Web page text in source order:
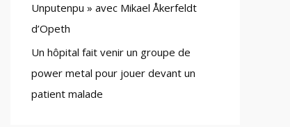
Unputenpu » avec Mikael Åkerfeldt
d’Opeth
Un hôpital fait venir un groupe de
power metal pour jouer devant un
patient malade